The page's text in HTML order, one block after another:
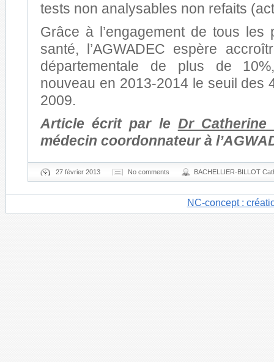
tests non analysables non refaits
Grâce à l’engagement de tous les
santé, l’AGWADEC espère
départementale de plus de
nouveau en 2013-2014 le seuil des
2009.
Article écrit par le Dr Catherine
médecin coordonnateur à
27 février 2013 No comments BACHELLIER-BILLOT
NC-concept :